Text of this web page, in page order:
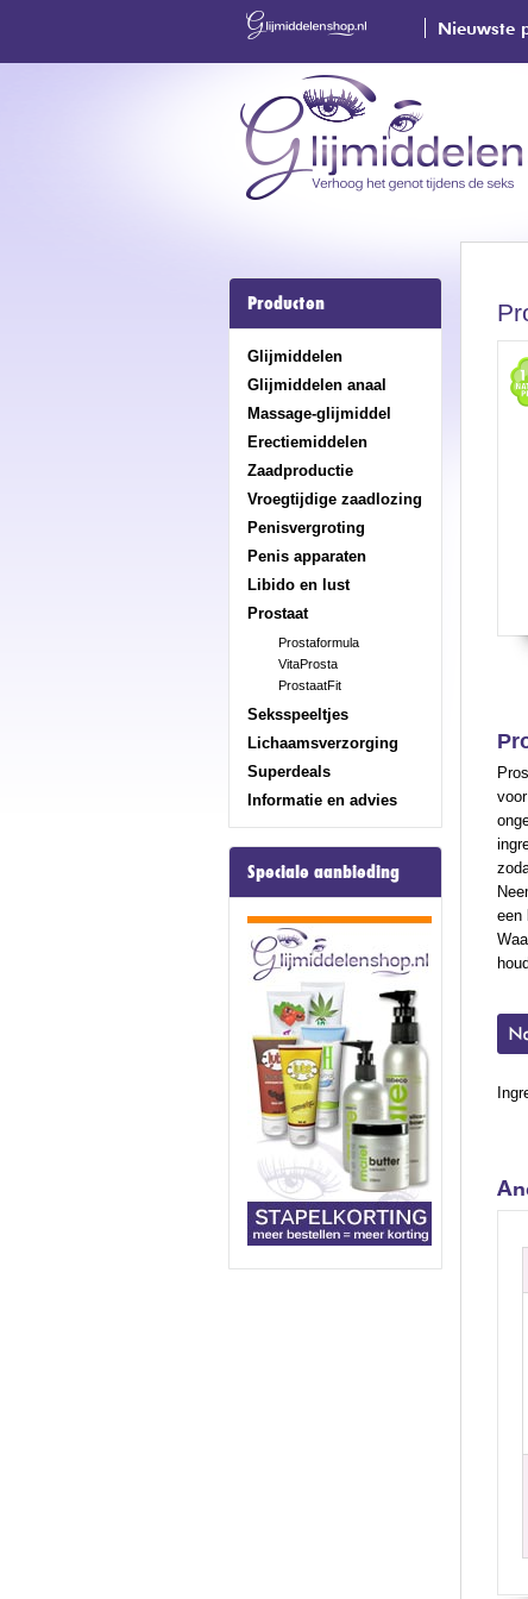
Nieuwste
Producten
Glijmiddelen
Glijmiddelen anaal
Massage-glijmiddel
Erectiemiddelen
Zaadproductie
Vroegtijdige zaadlozing
Penisvergroting
Penis apparaten
Libido en lust
Prostaat
Prostaformula
VitaProsta
ProstaatFit
Seksspeeltjes
Lichaamsverzorging
Superdeals
Informatie en advies
Speciale aanbieding
een